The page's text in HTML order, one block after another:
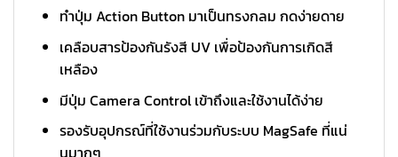
ทำปุ่ม Action Button มาเป็นทรงกลม กดง่ายดาย
เคลือบสารป้องกันรังสี UV เพื่อป้องกันการเกิดสี
เหลือง
มีปุ่ม Camera Control เข้าถึงและใช้งานได้ง่าย
รองรับอุปกรณ์ที่ใช้งานร่วมกับระบบ MagSafe ที่แน่